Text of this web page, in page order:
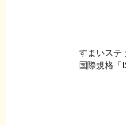
すまいステ
国際規格「